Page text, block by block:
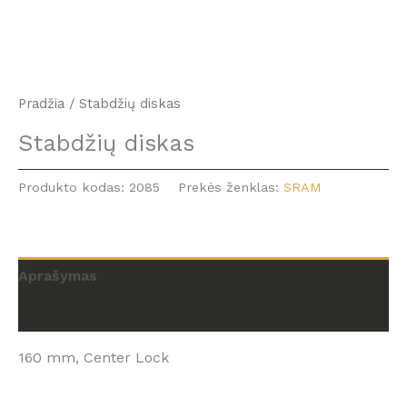
Pradžia / Stabdžių diskas
Stabdžių diskas
Produkto kodas: 2085 Prekės ženklas: SRAM
Aprašymas
160 mm, Center Lock